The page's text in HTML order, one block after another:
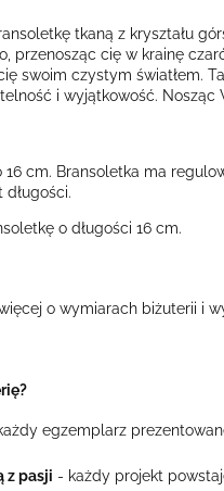
tkaną z kryształu
przenosząc cię w krainę
swoim czystym światłem.
i wyjątkowość.
cm. Bransoletka ma
o długości 16 cm.
o wymiarach biżuterii i
egzemplarz
z pasji - każdy projekt